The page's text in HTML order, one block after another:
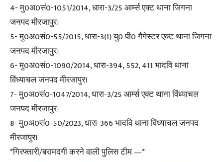
4- मु0अ0सं0-1051/2014, धारा-3/25 आर्म्स एक्ट थाना जिगना
जनपद मीरजापुर।
5- मु0अ0सं0-55/2015, धारा-3(1) यु0 पी0 गैगेस्टर एक्ट थाना जिगना
जनपद मीरजापुर।
6- मु0अ0सं0-1090/2014, धारा-394, 552, 411 भादवि थाना
विंध्याचल जनपद मीरजापुर।
7- मु0अ0सं0-1047/2014, धारा-3/25 आर्म्स एक्ट थाना विंध्याचल
जनपद मीरजापुर।
8- मु0अ0सं0-50/2023, धारा-366 भादवि थाना विंध्याचल जनपद
मीरजापुर।
*गिरफ्तारी/बरामदगी करने वाली पुलिस टीम —*